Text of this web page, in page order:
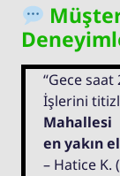
“Gece saat
İşlerini
Mahallesi
en yakın
– Hatice K.